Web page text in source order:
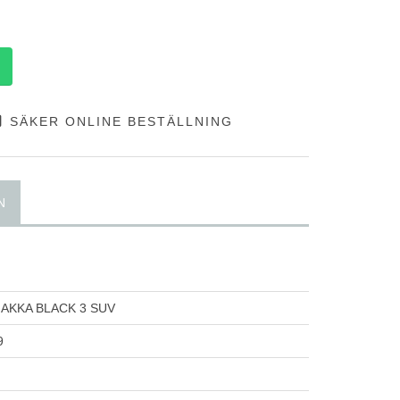
SÄKER ONLINE BESTÄLLNING
BLACK 3 SUV